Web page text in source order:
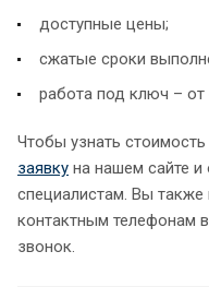
доступные цены;
сжатые сроки
работа под ключ –
Чтобы узнать
заявку на нашем сайте и
специалистам. Вы
контактным телефонам
звонок.